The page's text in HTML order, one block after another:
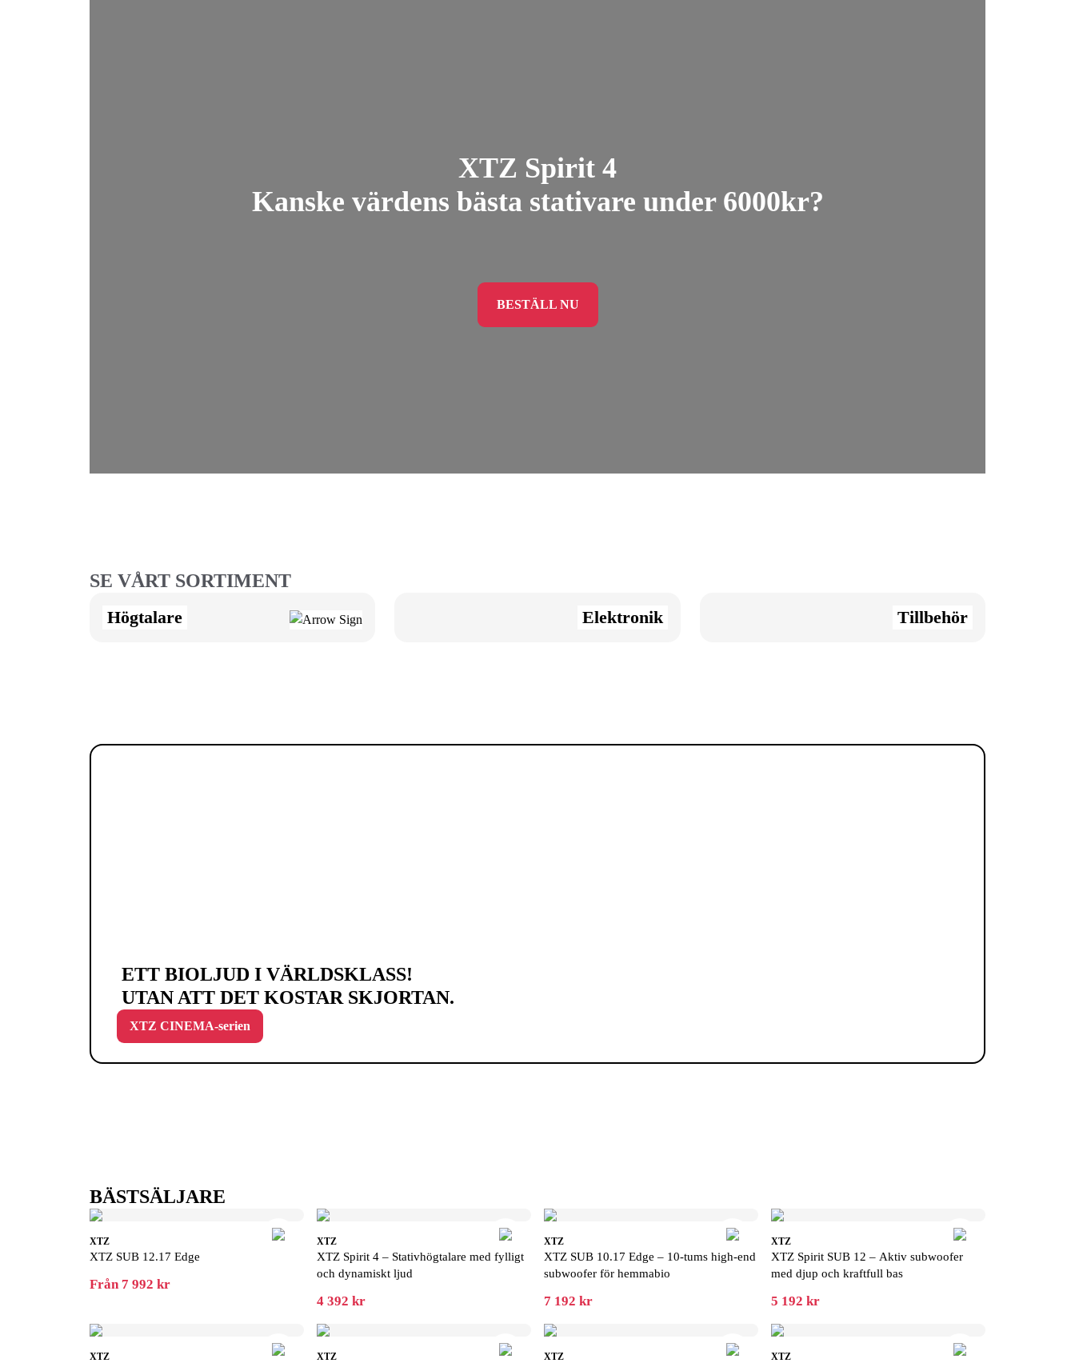
XTZ Spirit 4
Kanske värdens bästa stativare under 6000kr?
BESTÄLL NU
SE VÅRT SORTIMENT
Högtalare Elektronik Tillbehör
ETT BIOLJUD I VÄRLDSKLASS!
UTAN ATT DET KOSTAR SKJORTAN.
XTZ CINEMA-serien
BÄSTSÄLJARE
XTZ
XTZ SUB 12.17 Edge
Från 7 992 kr
XTZ
XTZ Spirit 4 – Stativhögtalare med fylligt
och dynamiskt ljud
4 392 kr
XTZ
XTZ SUB 10.17 Edge – 10-tums high-end
subwoofer för hemmabio
7 192 kr
XTZ
XTZ Spirit SUB 12 – Aktiv subwoofer
med djup och kraftfull bas
5 192 kr
XTZ XTZ XTZ XTZ